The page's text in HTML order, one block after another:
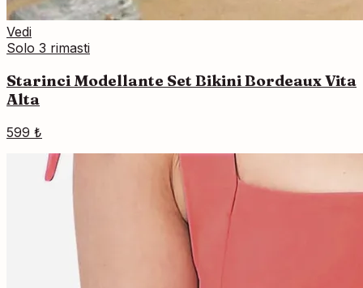
Vedi
Solo 3 rimasti
Starinci Modellante Set Bikini Bordeaux Vita
Alta
599 ₺